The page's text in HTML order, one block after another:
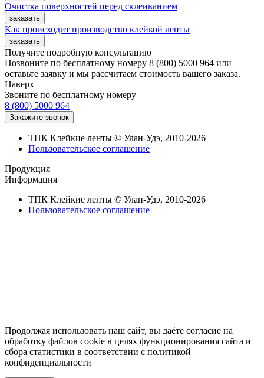
Очистка поверхностей перед склеиванием
Как происходит производство клейкой ленты
Получите подробную консультацию
Позвоните по бесплатному номеру 8 (800) 5000 964 или
оставьте заявку и мы рассчитаем стоимость вашего заказа.
Наверх
Звоните по бесплатному номеру
8 (800) 5000 964
ТПК Клейкие ленты © Улан-Удэ, 2010-2026
Пользовательское соглашение
Продукция
Информация
ТПК Клейкие ленты © Улан-Удэ, 2010-2026
Пользовательское соглашение
Продолжая использовать наш сайт, вы даёте согласие на
обработку файлов cookie в целях функционирования сайта и
сбора статистики в соответствии с политикой
конфиденциальности